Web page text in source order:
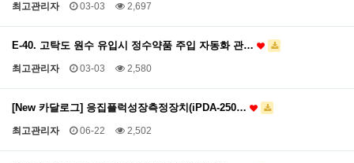
최고관리자 03-03 2,697
E-40. 고탁도 원수 유입시 정수약품 주입 자동화 관…
최고관리자 03-03 2,580
[New 카달로그] 응집플럭성장측정장치(iPDA-250…
최고관리자 06-22 2,502